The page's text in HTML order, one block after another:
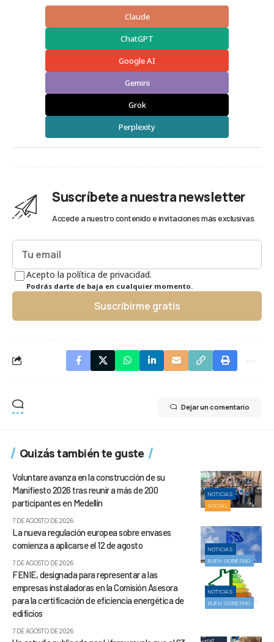
Claude
ChatGPT
Google AI
Gemini
Grok
Perplexity
Suscríbete a nuestra newsletter
Accede a nuestro contenido e invitaciones más exclusivas.
Acepto la política de privacidad.
Podrás darte de baja en cualquier momento.
Suscribirme gratis
Dejar un comentario
Quizás también te guste
NOTICIAS
SOCIAL
Voluntare avanza en la construcción de su
Manifiesto 2026 tras reunir a más de 200
participantes en Medellín
7 DE AGOSTO DE 2026
NOTICIAS
BUEN GOBIERNO
La nueva regulación europea sobre envases
comienza a aplicarse el 12 de agosto
7 DE AGOSTO DE 2026
NOTICIAS
BUEN GOBIERNO
FENIE, designada para representar a las
empresas instaladoras en la Comisión Asesora
para la certificación de eficiencia energética de
edificios
7 DE AGOSTO DE 2026